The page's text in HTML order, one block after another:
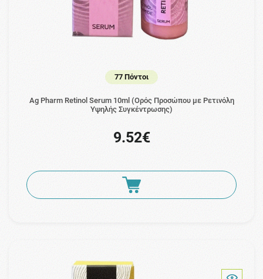
77 Πόντοι
Ag Pharm Retinol Serum 10ml (Ορός Προσώπου με Ρετινόλη
Υψηλής Συγκέντρωσης)
9.52€